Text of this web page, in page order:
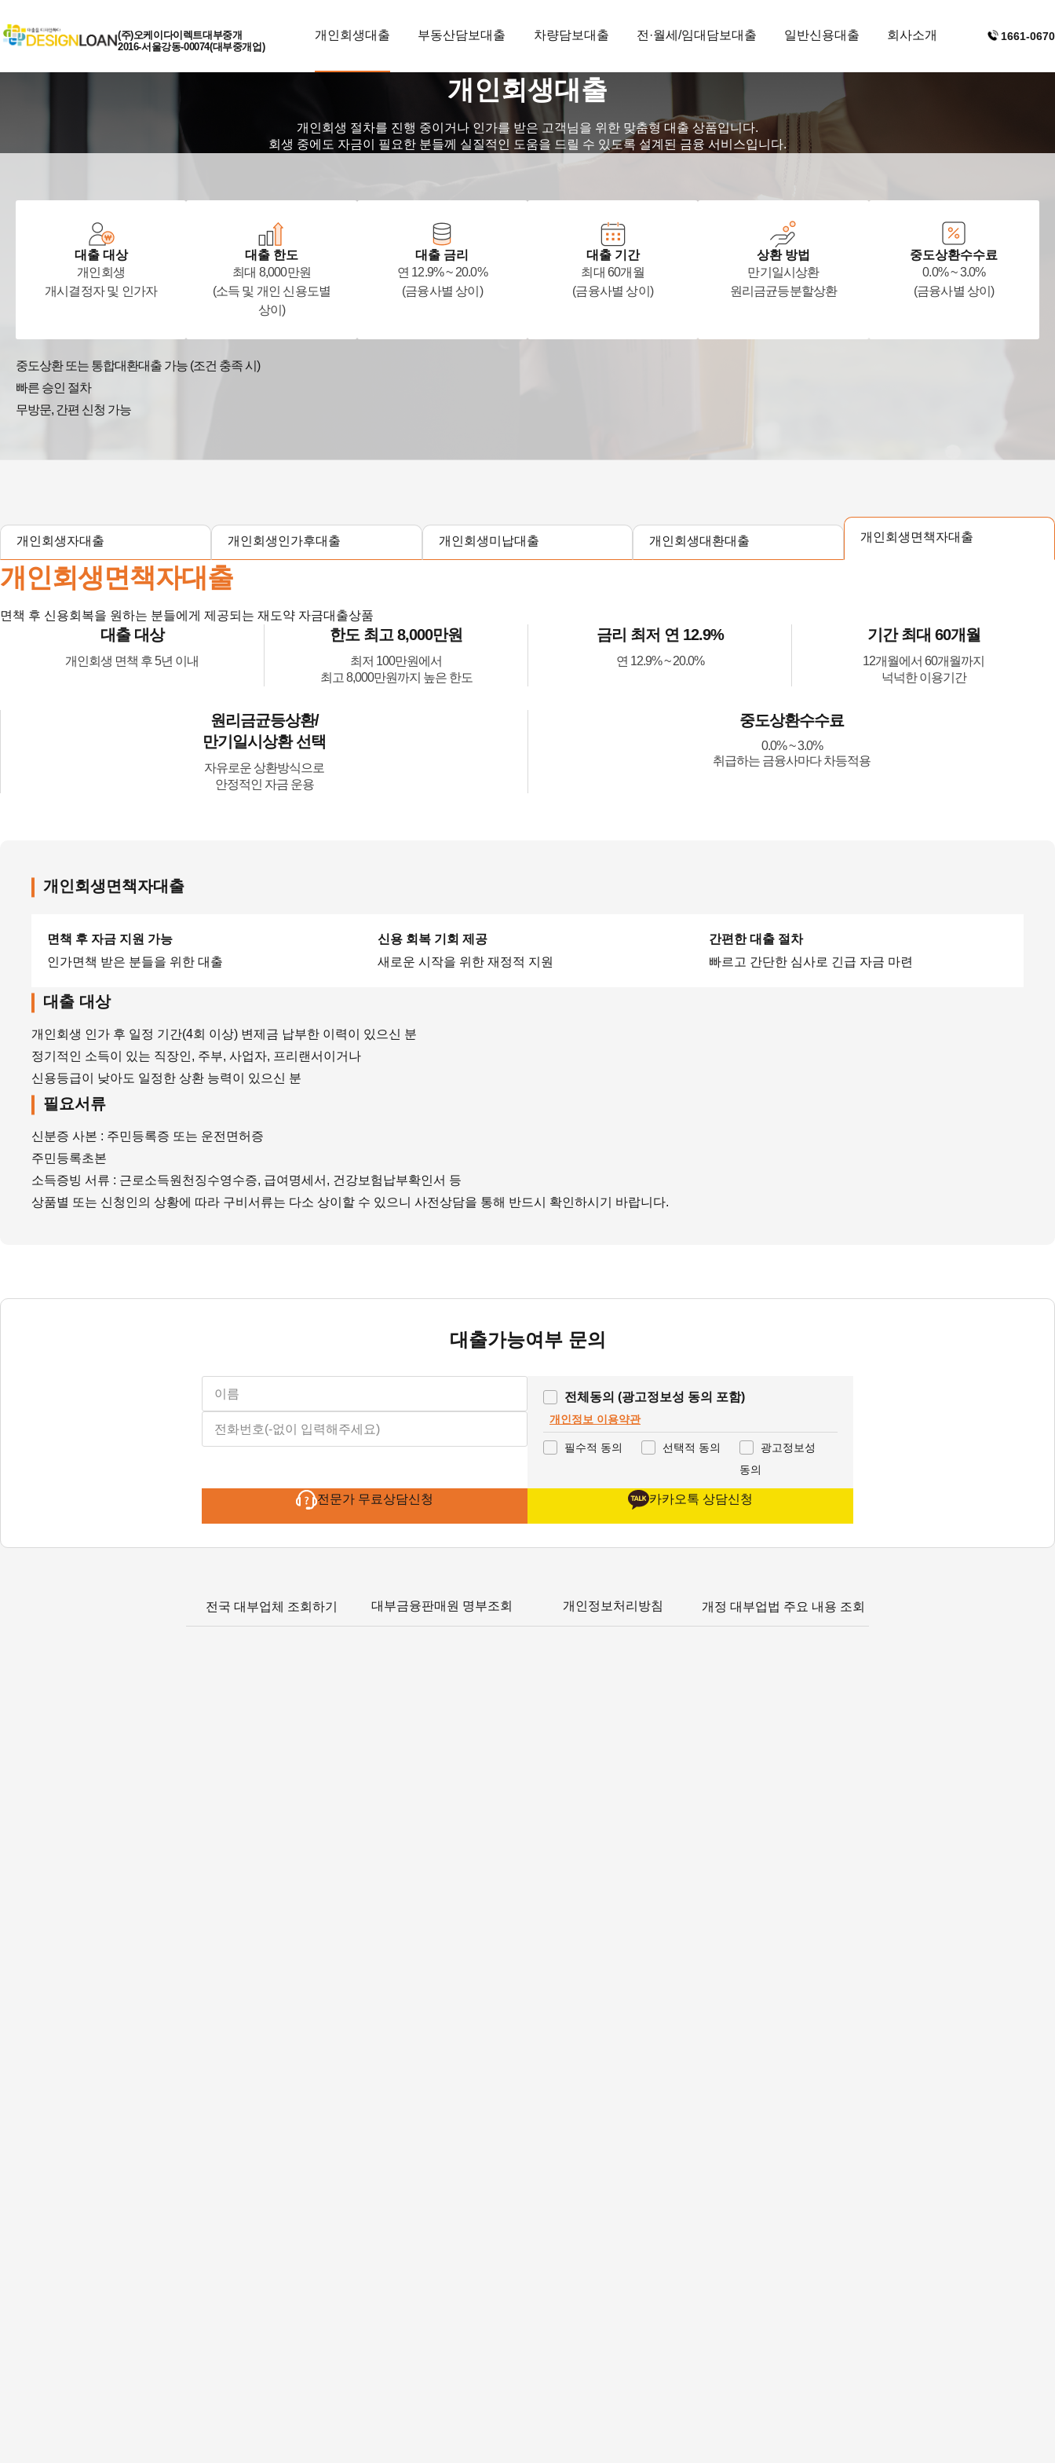
(주)오케이다이렉트대부중개
2016-서울강동-00074(대부중개업)
개인회생대출 부동산담보대출 차량담보대출 전·월세/임대담보대출 일반신용대출 회사소개 1661-0670
개인회생대출
개인회생 절차를 진행 중이거나 인가를 받은 고객님을 위한 맞춤형 대출 상품입니다.
회생 중에도 자금이 필요한 분들께 실질적인 도움을 드릴 수 있도록 설계된 금융 서비스입니다.
대출 대상
개인회생
개시결정자 및 인가자
대출 한도
최대 8,000만원
(소득 및 개인 신용도별
상이)
대출 금리
연 12.9% ~ 20.0%
(금융사별 상이)
대출 기간
최대 60개월
(금융사별 상이)
상환 방법
만기일시상환
원리금균등분할상환
중도상환수수료
0.0% ~ 3.0%
(금융사별 상이)
중도상환 또는 통합대환대출 가능 (조건 충족 시)
빠른 승인 절차
무방문, 간편 신청 가능
개인회생자대출 개인회생인가후대출 개인회생미납대출 개인회생대환대출 개인회생면책자대출
개인회생면책자대출
면책 후 신용회복을 원하는 분들에게 제공되는 재도약 자금대출상품
대출 대상
개인회생 면책 후 5년 이내
한도 최고 8,000만원
최저 100만원에서
최고 8,000만원까지 높은 한도
금리 최저 연 12.9%
연 12.9% ~ 20.0%
기간 최대 60개월
12개월에서 60개월까지
넉넉한 이용기간
원리금균등상환/
만기일시상환 선택
자유로운 상환방식으로
안정적인 자금 운용
중도상환수수료
0.0% ~ 3.0%
취급하는 금융사마다 차등적용
개인회생면책자대출
면책 후 자금 지원 가능
인가면책 받은 분들을 위한 대출
신용 회복 기회 제공
새로운 시작을 위한 재정적 지원
간편한 대출 절차
빠르고 간단한 심사로 긴급 자금 마련
대출 대상
개인회생 인가 후 일정 기간(4회 이상) 변제금 납부한 이력이 있으신 분
정기적인 소득이 있는 직장인, 주부, 사업자, 프리랜서이거나
신용등급이 낮아도 일정한 상환 능력이 있으신 분
필요서류
신분증 사본 : 주민등록증 또는 운전면허증
주민등록초본
소득증빙 서류 : 근로소득원천징수영수증, 급여명세서, 건강보험납부확인서 등
상품별 또는 신청인의 상황에 따라 구비서류는 다소 상이할 수 있으니 사전상담을 통해 반드시 확인하시기 바랍니다.
대출가능여부 문의
전체동의 (광고정보성 동의 포함)
개인정보 이용약관
필수적 동의 선택적 동의
광고정보성
동의
전문가 무료상담신청 카카오톡 상담신청
전국 대부업체 조회하기 대부금융판매원 명부조회 개인정보처리방침 개정 대부업법 주요 내용 조회